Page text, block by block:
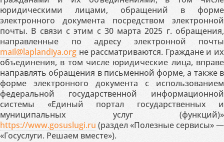
юридическими лицами, обращений в форме
электронного документа посредством электронной
почты. В связи с этим с 30 марта 2025 г. обращения,
направленные по адресу электронной почты
mail@laplandiya.org не рассматриваются. Граждане и их
объединения, в том числе юридические лица, вправе
направлять обращения в письменной форме, а также в
форме электронного документа с использованием
федеральной государственной информационной
системы «Единый портал государственных и
муниципальных услуг (функций)»
https://www.gosuslugi.ru (раздел «Полезные сервисы» —
«Госуслуги. Решаем вместе»).